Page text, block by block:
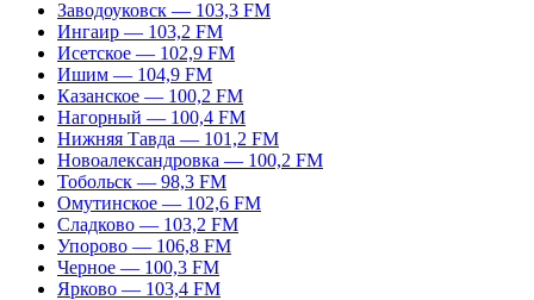
Заводоуковск — 103,3 FM
Ингаир — 103,2 FM
Исетское — 102,9 FM
Ишим — 104,9 FM
Казанское — 100,2 FM
Нагорный — 100,4 FM
Нижняя Тавда — 101,2 FM
Новоалександровка — 100,2 FM
Тобольск — 98,3 FM
Омутинское — 102,6 FM
Сладково — 103,2 FM
Упорово — 106,8 FM
Черное — 100,3 FM
Ярково — 103,4 FM